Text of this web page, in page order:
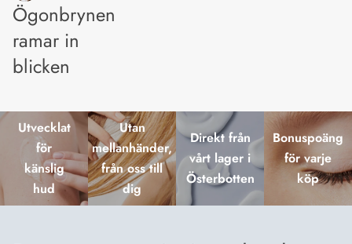
Ögonbrynen
ramar in
blicken
Utvecklat
för
känslig
hud
Utan
mellanhänder,
från oss till
dig
Direkt från
vårt lager i
Österbotten
Bonuspoäng
för varje
köp